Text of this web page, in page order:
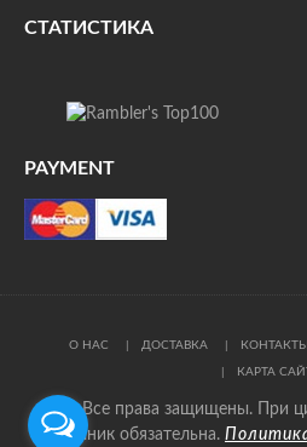
СТАТИСТИКА
PAYMENT
О НАС ДОСТАВКА КОНТАКТЫ
КАРТА
© Все права защищены. При
источник обязательна.